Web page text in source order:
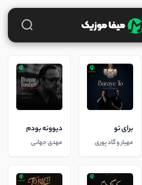
برای تو
مهیار و گاد پوری
دیوونه بودم
مهدی جهانی